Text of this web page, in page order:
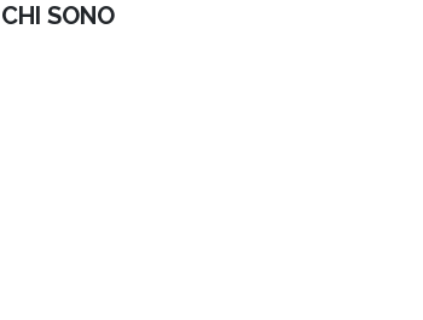
CHI SONO